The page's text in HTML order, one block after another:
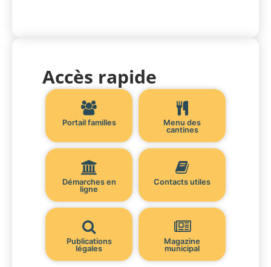
Accès rapide
Portail familles
Menu des
cantines
Démarches en
ligne
Contacts utiles
Publications
légales
Magazine
municipal